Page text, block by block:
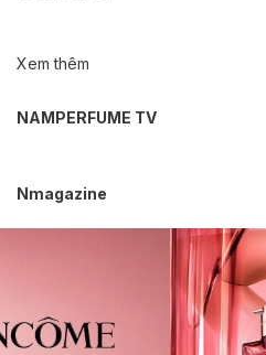
Xem thêm
NAMPERFUME TV
Nmagazine